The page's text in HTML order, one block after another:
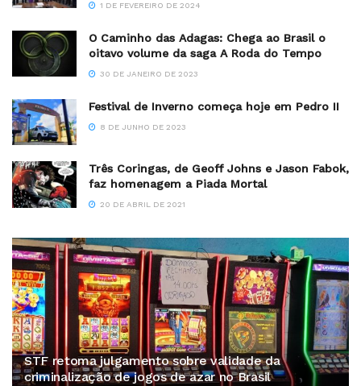
1 DE FEVEREIRO DE 2024
O Caminho das Adagas: Chega ao Brasil o
oitavo volume da saga A Roda do Tempo
30 DE JANEIRO DE 2023
Festival de Inverno começa hoje em Pedro II
8 DE JUNHO DE 2023
Três Coringas, de Geoff Johns e Jason Fabok,
faz homenagem a Piada Mortal
20 DE ABRIL DE 2021
STF retoma julgamento sobre validade da
criminalização de jogos de azar no Brasil